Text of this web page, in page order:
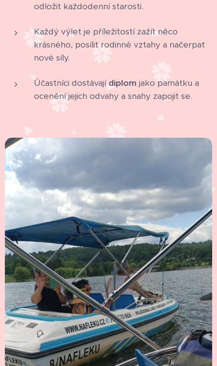
odložit každodenní starosti.
Každý výlet je příležitostí zažít něco
krásného, posílit rodinné vztahy a načerpat
nové síly.
Účastníci dostávajídiplom jako památku a
ocenění jejich odvahy a snahy zapojit se.